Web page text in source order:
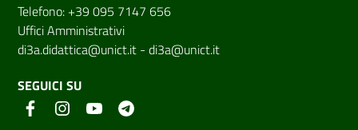
Telefono: +39 095 7147 656
Uffici Amministrativi
di3a.didattica@unict.it - di3a@unict.it
SEGUICI SU